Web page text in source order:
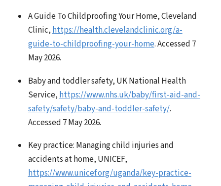
A Guide To Childproofing Your Home, Cleveland
Clinic,https://health.clevelandclinic.org/a-
guide-to-childproofing-your-home. Accessed 7
May 2026.
Baby and toddler safety, UK National Health
Service, https://www.nhs.uk/baby/first-aid-and-
safety/safety/baby-and-toddler-safety/.
Accessed 7 May 2026.
Key practice: Managing child injuries and
accidents at home, UNICEF,
https://www.unicef.org/uganda/key-practice-